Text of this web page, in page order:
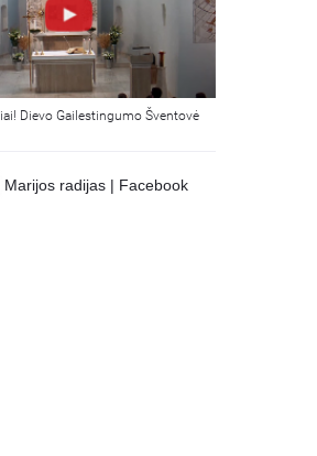
Dievo Gailestingumo Šventovė
Marijos radijas | Facebook